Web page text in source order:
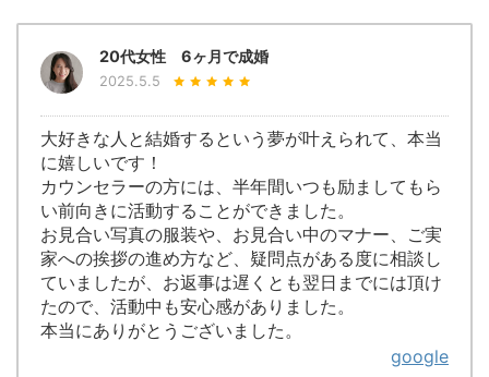
20代女性 6ヶ月で成婚
2025.5.5
大好きな人と結婚するという夢が叶えられて、本当
に嬉しいです！
カウンセラーの方には、半年間いつも励ましてもら
い前向きに活動することができました。
お見合い写真の服装や、お見合い中のマナー、ご実
家への挨拶の進め方など、疑問点がある度に相談し
ていましたが、お返事は遅くとも翌日までには頂け
たので、活動中も安心感がありました。
本当にありがとうございました。
google